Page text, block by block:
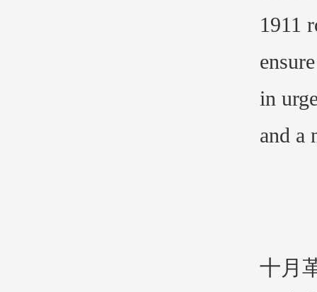
1911
in
and a
十月